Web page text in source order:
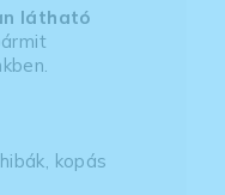
látható
kopás